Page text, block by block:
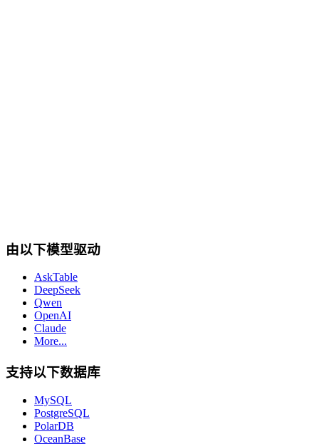
cta.dbSupport
由以下模型驱动
AskTable
DeepSeek
Qwen
OpenAI
Claude
More...
支持以下数据库
MySQL
PostgreSQL
PolarDB
OceanBase